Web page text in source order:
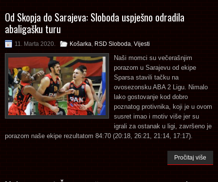
Od Skopja do Sarajeva: Sloboda uspješno odradila
abaligašku turu
11. Marta 2020. Košarka RSD Sloboda Vijesti
Naši momci su večerašnjim
porazom u Sarajevu od ekipe
Sparsa stavili tačku na
ovosezonsku ABA 2 Ligu. Nimalo
lako gostovanje kod dobro
poznatog protivnika, koji je u ovom
susret imao i motiv više jer su
igrali za ostanak u ligi, završeno je
porazom naše ekipe rezultatom 84:70 (20:18, 26:21, 21:14, 17:17).
Pročitaj više